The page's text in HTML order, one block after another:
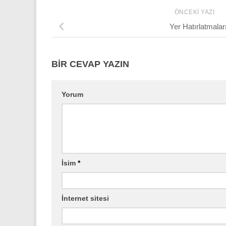
ÖNCEKI YAZI
Yer Hatırlatmaları
BIR CEVAP YAZIN
Yorum
İsim *
İnternet sitesi